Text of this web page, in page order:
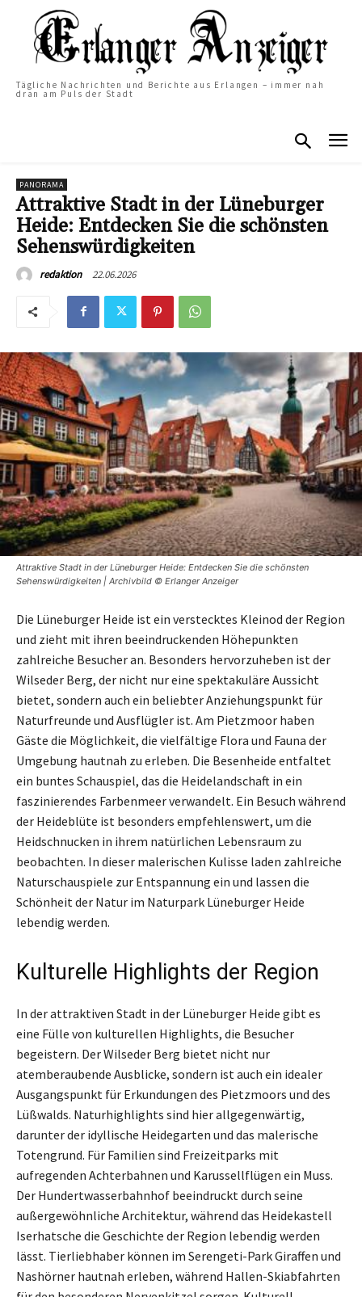
Tägliche Nachrichten und Berichte aus Erlangen – immer nah
dran am Puls der Stadt
PANORAMA
Attraktive Stadt in der Lüneburger
Heide: Entdecken Sie die schönsten
Sehenswürdigkeiten
redaktion 22.06.2026
Attraktive Stadt in der Lüneburger Heide: Entdecken Sie die schönsten
Sehenswürdigkeiten | Archivbild © Erlanger Anzeiger
Die Lüneburger Heide ist ein verstecktes Kleinod der Region
und zieht mit ihren beeindruckenden Höhepunkten
zahlreiche Besucher an. Besonders hervorzuheben ist der
Wilseder Berg, der nicht nur eine spektakuläre Aussicht
bietet, sondern auch ein beliebter Anziehungspunkt für
Naturfreunde und Ausflügler ist. Am Pietzmoor haben
Gäste die Möglichkeit, die vielfältige Flora und Fauna der
Umgebung hautnah zu erleben. Die Besenheide entfaltet
ein buntes Schauspiel, das die Heidelandschaft in ein
faszinierendes Farbenmeer verwandelt. Ein Besuch während
der Heideblüte ist besonders empfehlenswert, um die
Heidschnucken in ihrem natürlichen Lebensraum zu
beobachten. In dieser malerischen Kulisse laden zahlreiche
Naturschauspiele zur Entspannung ein und lassen die
Schönheit der Natur im Naturpark Lüneburger Heide
lebendig werden.
Kulturelle Highlights der Region
In der attraktiven Stadt in der Lüneburger Heide gibt es
eine Fülle von kulturellen Highlights, die Besucher
begeistern. Der Wilseder Berg bietet nicht nur
atemberaubende Ausblicke, sondern ist auch ein idealer
Ausgangspunkt für Erkundungen des Pietzmoors und des
Lüßwalds. Naturhighlights sind hier allgegenwärtig,
darunter der idyllische Heidegarten und das malerische
Totengrund. Für Familien sind Freizeitparks mit
aufregenden Achterbahnen und Karussellflügen ein Muss.
Der Hundertwasserbahnhof beeindruckt durch seine
außergewöhnliche Architektur, während das Heidekastell
Iserhatsche die Geschichte der Region lebendig werden
lässt. Tierliebhaber können im Serengeti-Park Giraffen und
Nashörner hautnah erleben, während Hallen-Skiabfahrten